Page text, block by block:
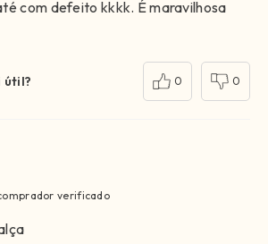
com defeito kkkk. É maravilhosa
útil? 0 0
verificado